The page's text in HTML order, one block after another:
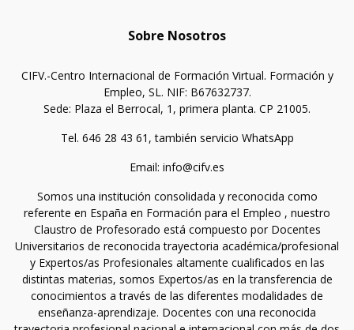
Sobre Nosotros
CIFV.-Centro Internacional de Formación Virtual. Formación y
Empleo, SL. NIF: B67632737.
Sede: Plaza el Berrocal, 1, primera planta. CP 21005.
Tel. 646 28 43 61, también servicio WhatsApp
Email: info@cifv.es
Somos una institución consolidada y reconocida como
referente en España en Formación para el Empleo , nuestro
Claustro de Profesorado está compuesto por Docentes
Universitarios de reconocida trayectoria académica/profesional
y Expertos/as Profesionales altamente cualificados en las
distintas materias, somos Expertos/as en la transferencia de
conocimientos a través de las diferentes modalidades de
enseñanza-aprendizaje. Docentes con una reconocida